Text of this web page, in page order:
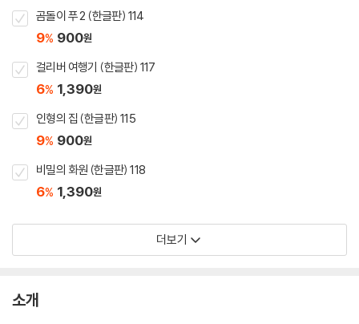
곰돌이 푸 2 (한글판) 114
9% 900원
걸리버 여행기 (한글판) 117
6% 1,390원
인형의 집 (한글판) 115
9% 900원
비밀의 화원 (한글판) 118
6% 1,390원
더보기
소개